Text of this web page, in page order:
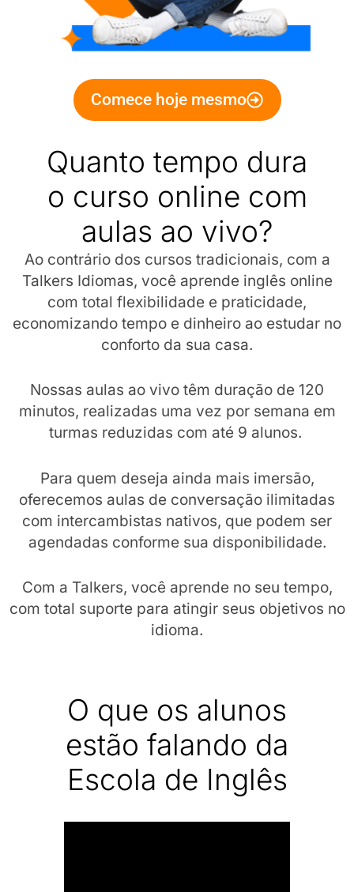
Comece hoje mesmo
Quanto tempo dura
o curso online com
aulas ao vivo?
Ao contrário dos cursos tradicionais, com a
Talkers Idiomas, você aprende inglês online
com total flexibilidade e praticidade,
economizando tempo e dinheiro ao estudar no
conforto da sua casa.
Nossas aulas ao vivo têm duração de 120
minutos, realizadas uma vez por semana em
turmas reduzidas com até 9 alunos.
Para quem deseja ainda mais imersão,
oferecemos aulas de conversação ilimitadas
com intercambistas nativos, que podem ser
agendadas conforme sua disponibilidade.
Com a Talkers, você aprende no seu tempo,
com total suporte para atingir seus objetivos no
idioma.
O que os alunos
estão falando da
Escola de Inglês